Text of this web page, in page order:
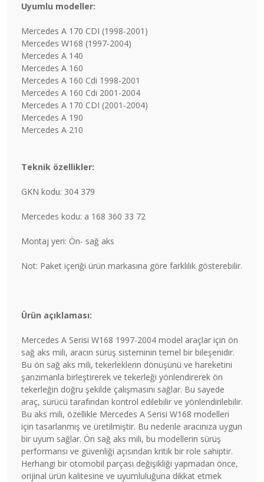
Uyumlu modeller:
Mercedes A 170 CDI (1998-2001)
Mercedes W168 (1997-2004)
Mercedes A 140
Mercedes A 160
Mercedes A 160 Cdi 1998-2001
Mercedes A 160 Cdi 2001-2004
Mercedes A 170 CDI (2001-2004)
Mercedes A 190
Mercedes A 210
Teknik özellikler:
GKN kodu: 304 379
Mercedes kodu: a 168 360 33 72
Montaj yeri: Ön- sağ aks
Not: Paket içeriği ürün markasına göre farklılık gösterebilir.
Ürün açıklaması:
Mercedes A Serisi W168 1997-2004 model araçlar için ön
sağ aks mili, aracın sürüş sisteminin temel bir bileşenidir.
Bu ön sağ aks mili, tekerleklerin dönüşünü ve hareketini
şanzımanla birleştirerek ve tekerleği yönlendirerek ön
tekerleğin doğru şekilde çalışmasını sağlar. Bu sayede
araç, sürücü tarafından kontrol edilebilir ve yönlendirilebilir.
Bu aks mili, özellikle Mercedes A Serisi W168 modelleri
için tasarlanmış ve üretilmiştir. Bu nedenle aracınıza uygun
bir uyum sağlar. Ön sağ aks mili, bu modellerin sürüş
performansı ve güvenliği açısından kritik bir role sahiptir.
Herhangi bir otomobil parçası değişikliği yapmadan önce,
orijinal ürün kalitesine ve uyumluluğuna dikkat etmek